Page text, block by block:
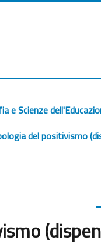
e Scienze
del positivismo